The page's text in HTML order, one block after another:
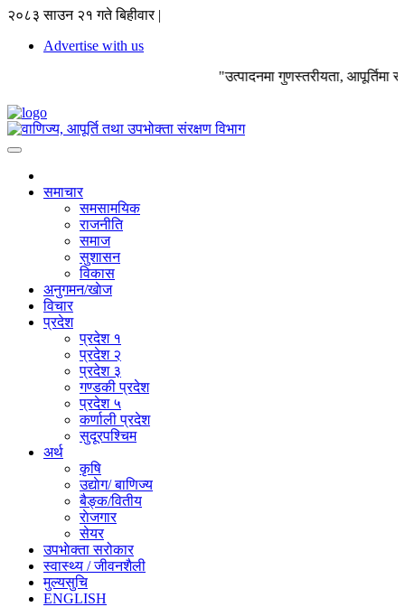
२०८३ साउन २१ गते बिहीवार |
Advertise with us
"उत्पादनमा गुणस्तरीयता, आपूर्तिमा
समाचार
समसामयिक
राजनीति
समाज
सुशासन
विकास
अनुगमन/खाेज
विचार
प्रदेश
प्रदेश १
प्रदेश २
प्रदेश ३
गण्डकी प्रदेश
प्रदेश ५
कर्णाली प्रदेश
सुदूरपश्चिम
अर्थ
कृषि
उद्याेग/ बाणिज्य
बैङ्क/वितीय
राेजगार
सेयर
उपभाेक्ता सरोकार
स्वास्थ्य / जीवनशैली
मुल्यसुचि
ENGLISH